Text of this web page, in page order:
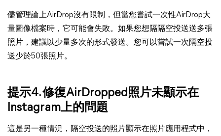
儘管理論上AirDrop沒有限制，但當您嘗試一次性AirDrop大
量圖像檔案時，它可能會失敗。如果您想隔隔空投送送多張
照片，建議以少量多次的形式發送。您可以嘗試一次隔空投
送少於50張照片。
提示4. 修復AirDropped照片未顯示在
Instagram上的問題
這是另一種情況，隔空投送的照片顯示在照片應用程式中，